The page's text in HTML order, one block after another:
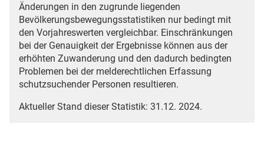
Änderungen in den zugrunde liegenden
Bevölkerungsbewegungsstatistiken nur bedingt mit
den Vorjahreswerten vergleichbar. Einschränkungen
bei der Genauigkeit der Ergebnisse können aus der
erhöhten Zuwanderung und den dadurch bedingten
Problemen bei der melderechtlichen Erfassung
schutzsuchender Personen resultieren.
Aktueller Stand dieser Statistik: 31.12. 2024.